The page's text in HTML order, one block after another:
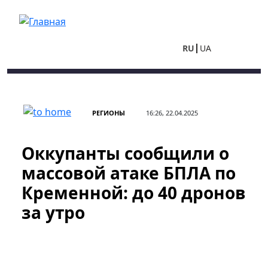
RU UA
РЕГИОНЫ 16:26, 22.04.2025
Оккупанты сообщили о
массовой атаке БПЛА по
Кременной: до 40 дронов
за утро